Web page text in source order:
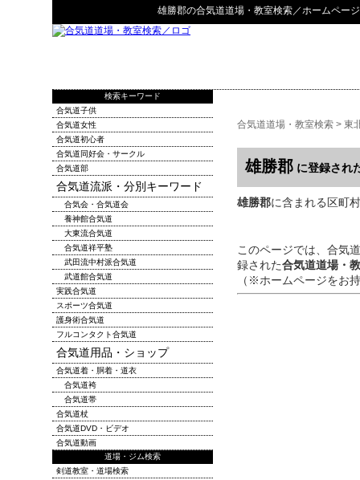
雄勝郡の合気道道場・教室検索／ホームペー
合気道道場・教室検索 > 東
雄勝郡 に登録され
雄勝郡に含まれる区町
このページでは、合気
録された合気道道場・
（※ホームページをお
検索キーワード
合気道子供
合気道女性
合気道初心者
合気道同好会・サークル
合気道部
合気道流派・分別キーワード
合気会・合気道会
養神館合気道
大東流合気道
合気道祥平塾
武田流中村派合気道
武道館合気道
実践合気道
スポーツ合気道
護身術合気道
フルコンタクト合気道
合気道用品・ショップ
合気道着・胴着・道衣
合気道袴
合気道帯
合気道杖
合気道DVD・ビデオ
合気道動画
道場・ジム検索
剣道教室・道場検索